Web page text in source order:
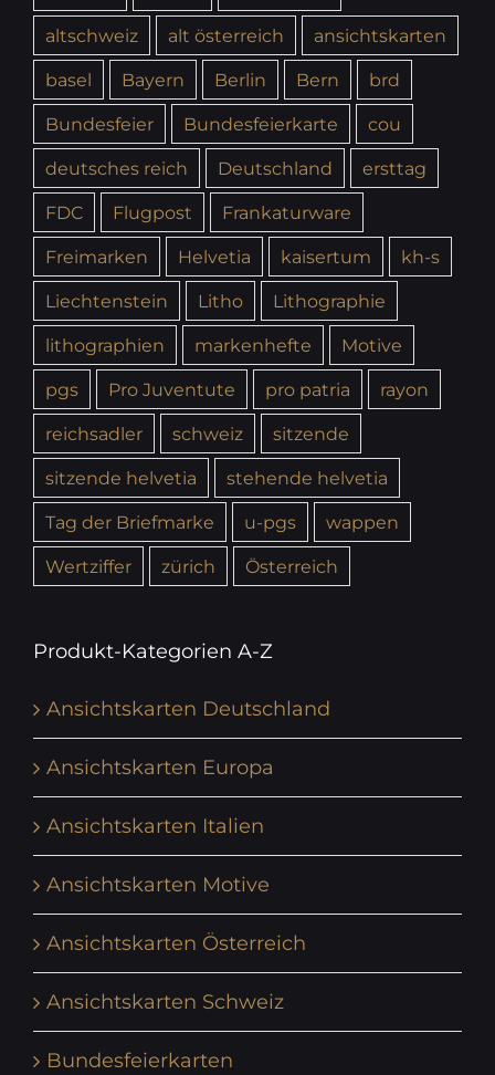
altschweiz
alt österreich
ansichtskarten
basel
Bayern Berlin Bern
brd
Bundesfeier
Bundesfeierkarte
cou
deutsches reich
Deutschland
ersttag
FDC
Flugpost
Frankaturware
Freimarken
Helvetia kaisertum
kh-s
Liechtenstein
Litho
Lithographie
lithographien
markenhefte
Motive
pgs
Pro Juventute pro patria
rayon
reichsadler
schweiz
sitzende
sitzende helvetia
stehende helvetia
Tag der Briefmarke
u-pgs
wappen
Wertziffer
zürich Österreich
Produkt-Kategorien A-Z
Ansichtskarten Deutschland
Ansichtskarten Europa
Ansichtskarten Italien
Ansichtskarten Motive
Ansichtskarten Österreich
Ansichtskarten Schweiz
Bundesfeierkarten